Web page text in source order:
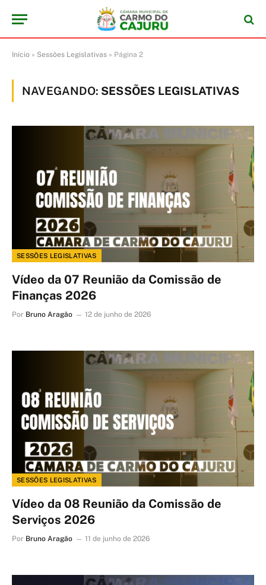
Início » Sessões Legislativas » Página 2
NAVEGANDO: SESSÕES LEGISLATIVAS
SESSÕES LEGISLATIVAS
Vídeo da 07 Reunião da Comissão de
Finanças 2026
Por Bruno Aragão 12 de junho de 2026
SESSÕES LEGISLATIVAS
Vídeo da 08 Reunião da Comissão de
Serviços 2026
Por Bruno Aragão 11 de junho de 2026